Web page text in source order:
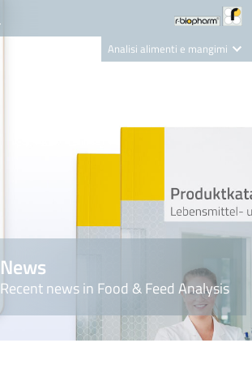
Analisi alimenti e mangimi
Nutrition Care
News
Recent news in Food & Feed Analysis